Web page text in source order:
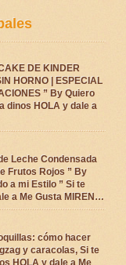
DE KINDER
HORNO | ESPECIAL
” By Quiero
dinos HOLA y dale a
Leche Condensada
Frutos Rojos ” By
a mi Estilo ” Si te
a Me Gusta MIREN…
cómo hacer
y caracolas, Si te
HOLA y dale a Me